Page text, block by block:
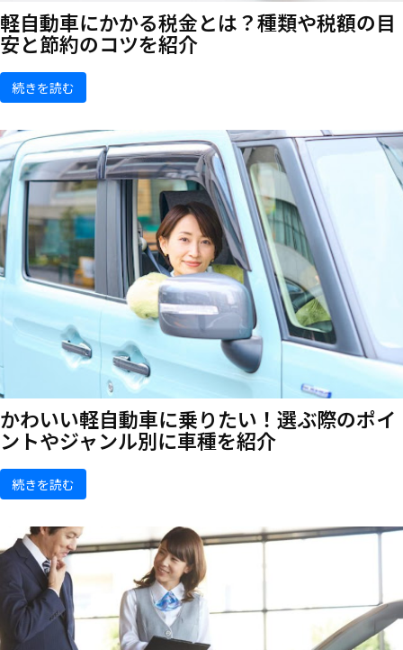
軽自動車にかかる税金とは？種類や税額の目
安と節約のコツを紹介
続きを読む
かわいい軽自動車に乗りたい！選ぶ際のポイ
ントやジャンル別に車種を紹介
続きを読む